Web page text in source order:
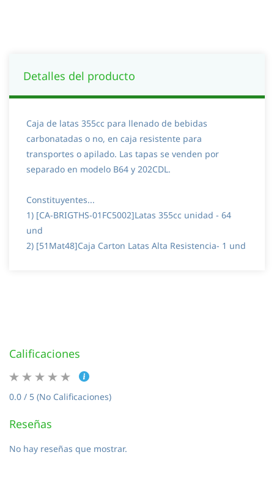
Detalles del producto
Caja de latas 355cc para llenado de bebidas
carbonatadas o no, en caja resistente para
transportes o apilado. Las tapas se venden por
separado en modelo B64 y 202CDL.
Constituyentes...
1) [CA-BRIGTHS-01FC5002]Latas 355cc unidad - 64
und
2) [51Mat48]Caja Carton Latas Alta Resistencia- 1 und
Calificaciones
0.0 / 5 (No Calificaciones)
Reseñas
No hay reseñas que mostrar.